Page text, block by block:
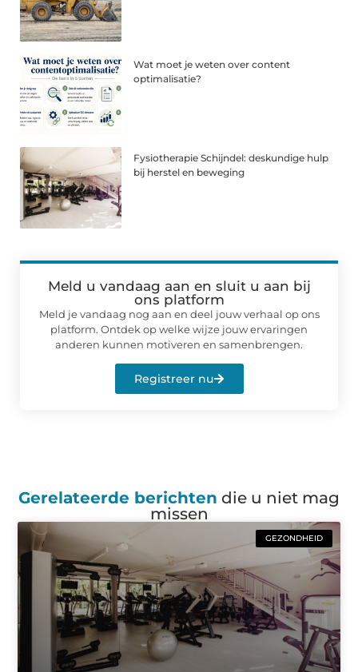
Wat moet je weten over content
optimalisatie?
Fysiotherapie Schijndel: deskundige hulp
bij herstel en beweging
Meld u vandaag aan en sluit u aan bij
ons platform
Meld je vandaag nog aan en deel jouw verhaal op ons
platform. Ontdek op welke wijze jouw ervaringen
anderen kunnen motiveren en samenbrengen.
Registreer nu
Gerelateerde berichten die u niet mag
missen
GEZONDHEID